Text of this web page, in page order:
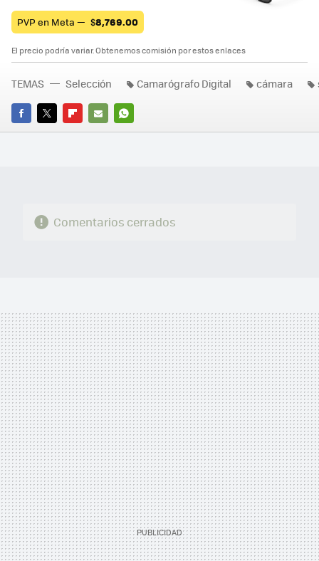
PVP en Meta — $8,769.00
El precio podría variar. Obtenemos comisión por estos enlaces
FACEBOOK
TWITTERFLIPBOARD
E-
WHATSAPP
TEMAS Selección Camarógrafo Digital cámara
Comentarios cerrados